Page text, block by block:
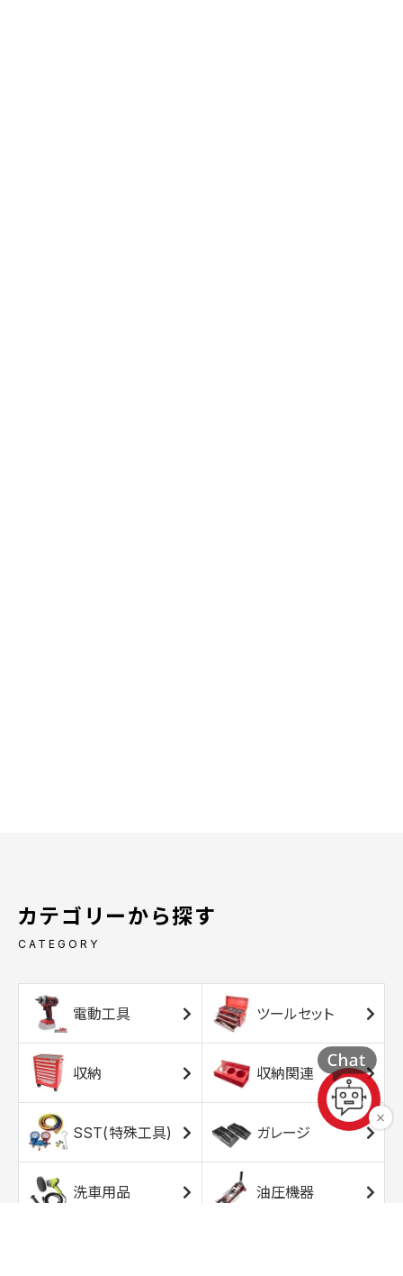
カテゴリーから探す
CATEGORY
電動工具 ツールセット
収納 収納関連
SST(特殊工具) ガレージ
洗車用品 油圧機器